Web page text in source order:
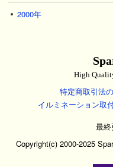
2000年
High
特定商取引法
イルミネーション取
最
Copyright(c) 2000-2025